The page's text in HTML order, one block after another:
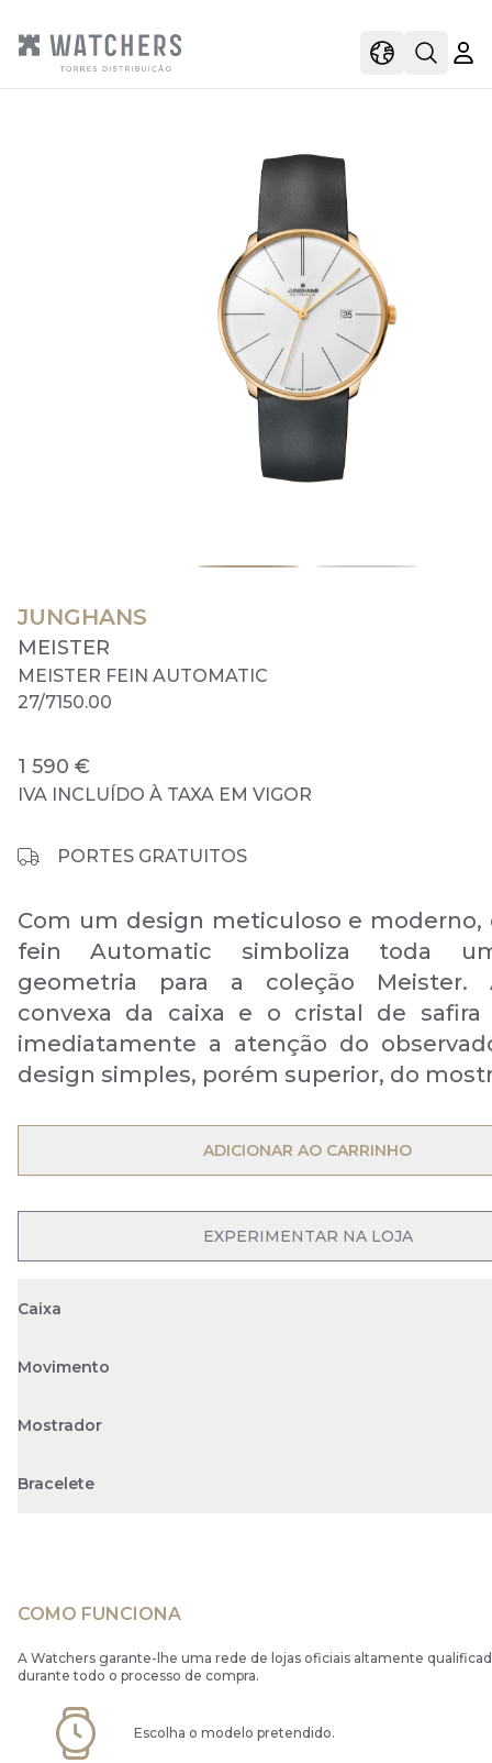
viewOpen
JUNGHANS
MEISTER
MEISTER FEIN AUTOMATIC
27/7150.00
1 590 €
IVA INCLUÍDO À TAXA EM VIGOR
PORTES GRATUITOS
Com um design meticuloso e moderno,
fein Automatic simboliza toda
geometria para a coleção Meister.
convexa da caixa e o cristal de safira
imediatamente a atenção do
design simples, porém superior, do
OPEN MENU
ADICIONAR AO CARRINHO
OPEN MENU
EXPERIMENTAR NA LOJA
Caixa
Movimento
Mostrador
Bracelete
COMO FUNCIONA
A Watchers garante-lhe uma rede de lojas oficiais altamente
durante todo o processo de compra.
Escolha o modelo pretendido.